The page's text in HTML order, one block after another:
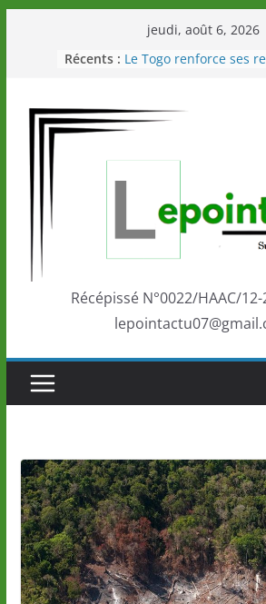
jeudi, août 6, 2026
Récents : Le Togo renforce ses
Éléphants en Côte
LOTO DETENTE”, un
marque de confiance
la scène
performances de ses
Togo: Que retenir de
éducation et de
Récépissé N°0022/HAAC/